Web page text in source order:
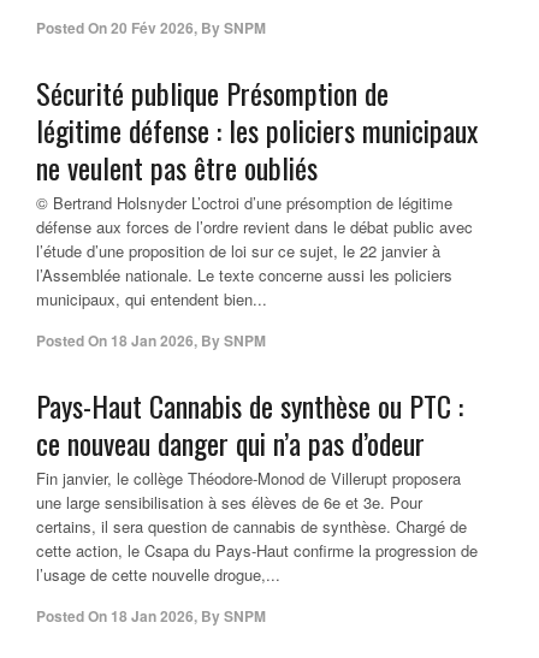
Posted On20 Fév 2026, BySNPM
Sécurité publique Présomption de
légitime défense : les policiers municipaux
ne veulent pas être oubliés
© Bertrand Holsnyder L’octroi d’une présomption de légitime
défense aux forces de l’ordre revient dans le débat public avec
l’étude d’une proposition de loi sur ce sujet, le 22 janvier à
l’Assemblée nationale. Le texte concerne aussi les policiers
municipaux, qui entendent bien...
Posted On 18 Jan 2026, BySNPM
Pays-Haut Cannabis de synthèse ou PTC :
ce nouveau danger qui n’a pas d’odeur
Fin janvier, le collège Théodore-Monod de Villerupt proposera
une large sensibilisation à ses élèves de 6e et 3e. Pour
certains, il sera question de cannabis de synthèse. Chargé de
cette action, le Csapa du Pays-Haut confirme la progression de
l’usage de cette nouvelle drogue,...
Posted On 18 Jan 2026, BySNPM